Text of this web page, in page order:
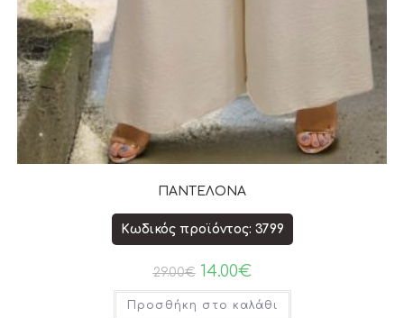
ΠΑΝΤΕΛΟΝΑ
Κωδικός προϊόντος: 3799
29.00€ 14.00€
Προσθήκη στο καλάθι